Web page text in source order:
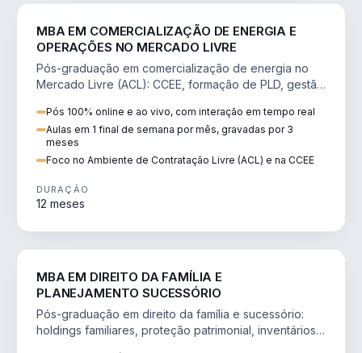
MBA EM COMERCIALIZAÇÃO DE ENERGIA E
OPERAÇÕES NO MERCADO LIVRE
Pós-graduação em comercialização de energia no
Mercado Livre (ACL): CCEE, formação de PLD, gestão
Pós 100% online e ao vivo, com interação em tempo real
Aulas em 1 final de semana por mês, gravadas por 3
meses
Foco no Ambiente de Contratação Livre (ACL) e na CCEE
DURAÇÃO
12 meses
MBA EM DIREITO DA FAMÍLIA E
PLANEJAMENTO SUCESSÓRIO
Pós-graduação em direito da família e sucessório:
holdings familiares, proteção patrimonial, inventários